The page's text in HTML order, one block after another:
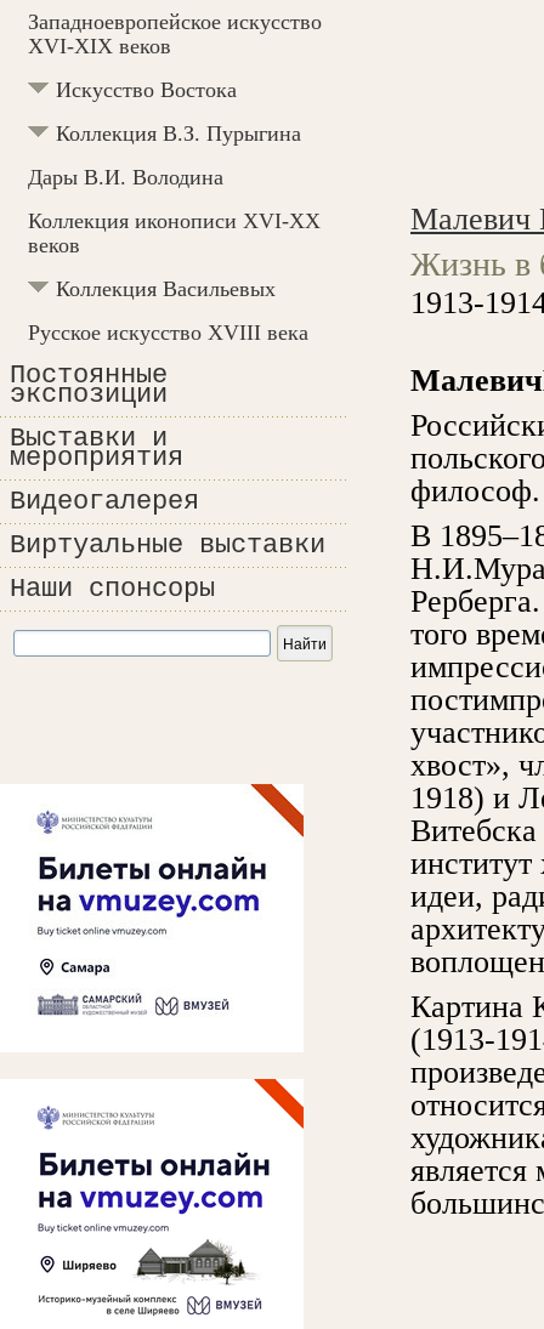
Западноевропейское искусство
XVI-XIX веков
Искусство Востока
Коллекция В.З. Пурыгина
Дары В.И. Володина
Коллекция иконописи XVI-XX
веков
Коллекция Васильевых
Русское искусство XVIII века
Постоянные
экспозиции
Выставки и
мероприятия
Видеогалерея
Виртуальные выставки
Наши спонсоры
Малевич
Жизнь в
1913-
Малевич
В
того
хвост»,
1918) и
идеи,
Картина
(1913-
является